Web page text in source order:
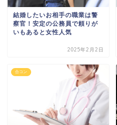
結婚したいお相手の職業は警
察官！安定の公務員で頼りが
いもあると女性人気
2025年2月2日
合コン